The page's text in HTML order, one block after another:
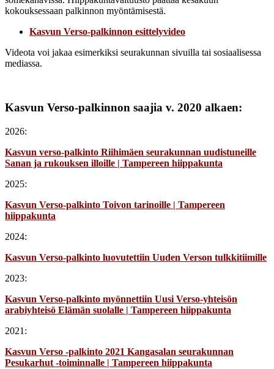
kokouksessaan palkinnon myöntämisestä.
Kasvun Verso-palkinnon esittelyvideo
Videota voi jakaa esimerkiksi seurakunnan sivuilla tai sosiaalisessa
mediassa.
Kasvun Verso-palkinnon saajia v. 2020 alkaen:
2026:
Kasvun verso-palkinto Riihimäen seurakunnan uudistuneille
Sanan ja rukouksen illoille | Tampereen hiippakunta
2025:
Kasvun Verso-palkinto Toivon tarinoille | Tampereen
hiippakunta
2024:
Kasvun Verso-palkinto luovutettiin Uuden Verson tulkkitiimille
2023:
Kasvun Verso-palkinto myönnettiin Uusi Verso-yhteisön
arabiyhteisö Elämän suolalle | Tampereen hiippakunta
2021:
Kasvun Verso -palkinto 2021 Kangasalan seurakunnan
Pesukarhut -toiminnalle | Tampereen hiippakunta